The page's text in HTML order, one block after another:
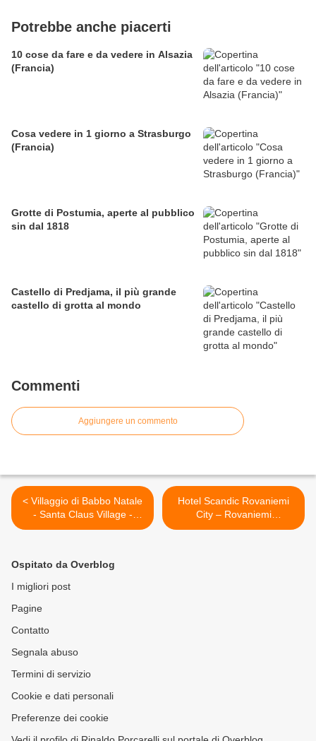
Potrebbe anche piacerti
10 cose da fare e da vedere in Alsazia
(Francia)
Cosa vedere in 1 giorno a Strasburgo
(Francia)
Grotte di Postumia, aperte al pubblico
sin dal 1818
Castello di Predjama, il più grande
castello di grotta al mondo
Commenti
Aggiungere un commento
< Villaggio di Babbo Natale
- Santa Claus Village -
Rovaniemi, Lapponia
Hotel Scandic Rovaniemi
City – Rovaniemi
(Finlandia) >
Ospitato da Overblog
I migliori post
Pagine
Contatto
Segnala abuso
Termini di servizio
Cookie e dati personali
Preferenze dei cookie